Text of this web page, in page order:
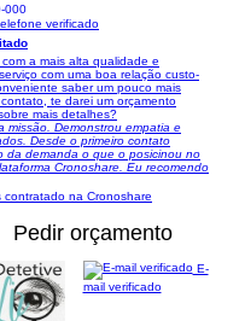
000
verificado
a mais alta qualidade e
com uma boa relação custo-
saber um pouco mais
te darei um orçamento
mais detalhes?
missão. Demonstrou empatia e
Desde o primeiro contato
da demanda o que o posicinou no
Cronoshare. Eu recomendo
contratado na Cronoshare
Pedir orçamento
E-
mail verificado